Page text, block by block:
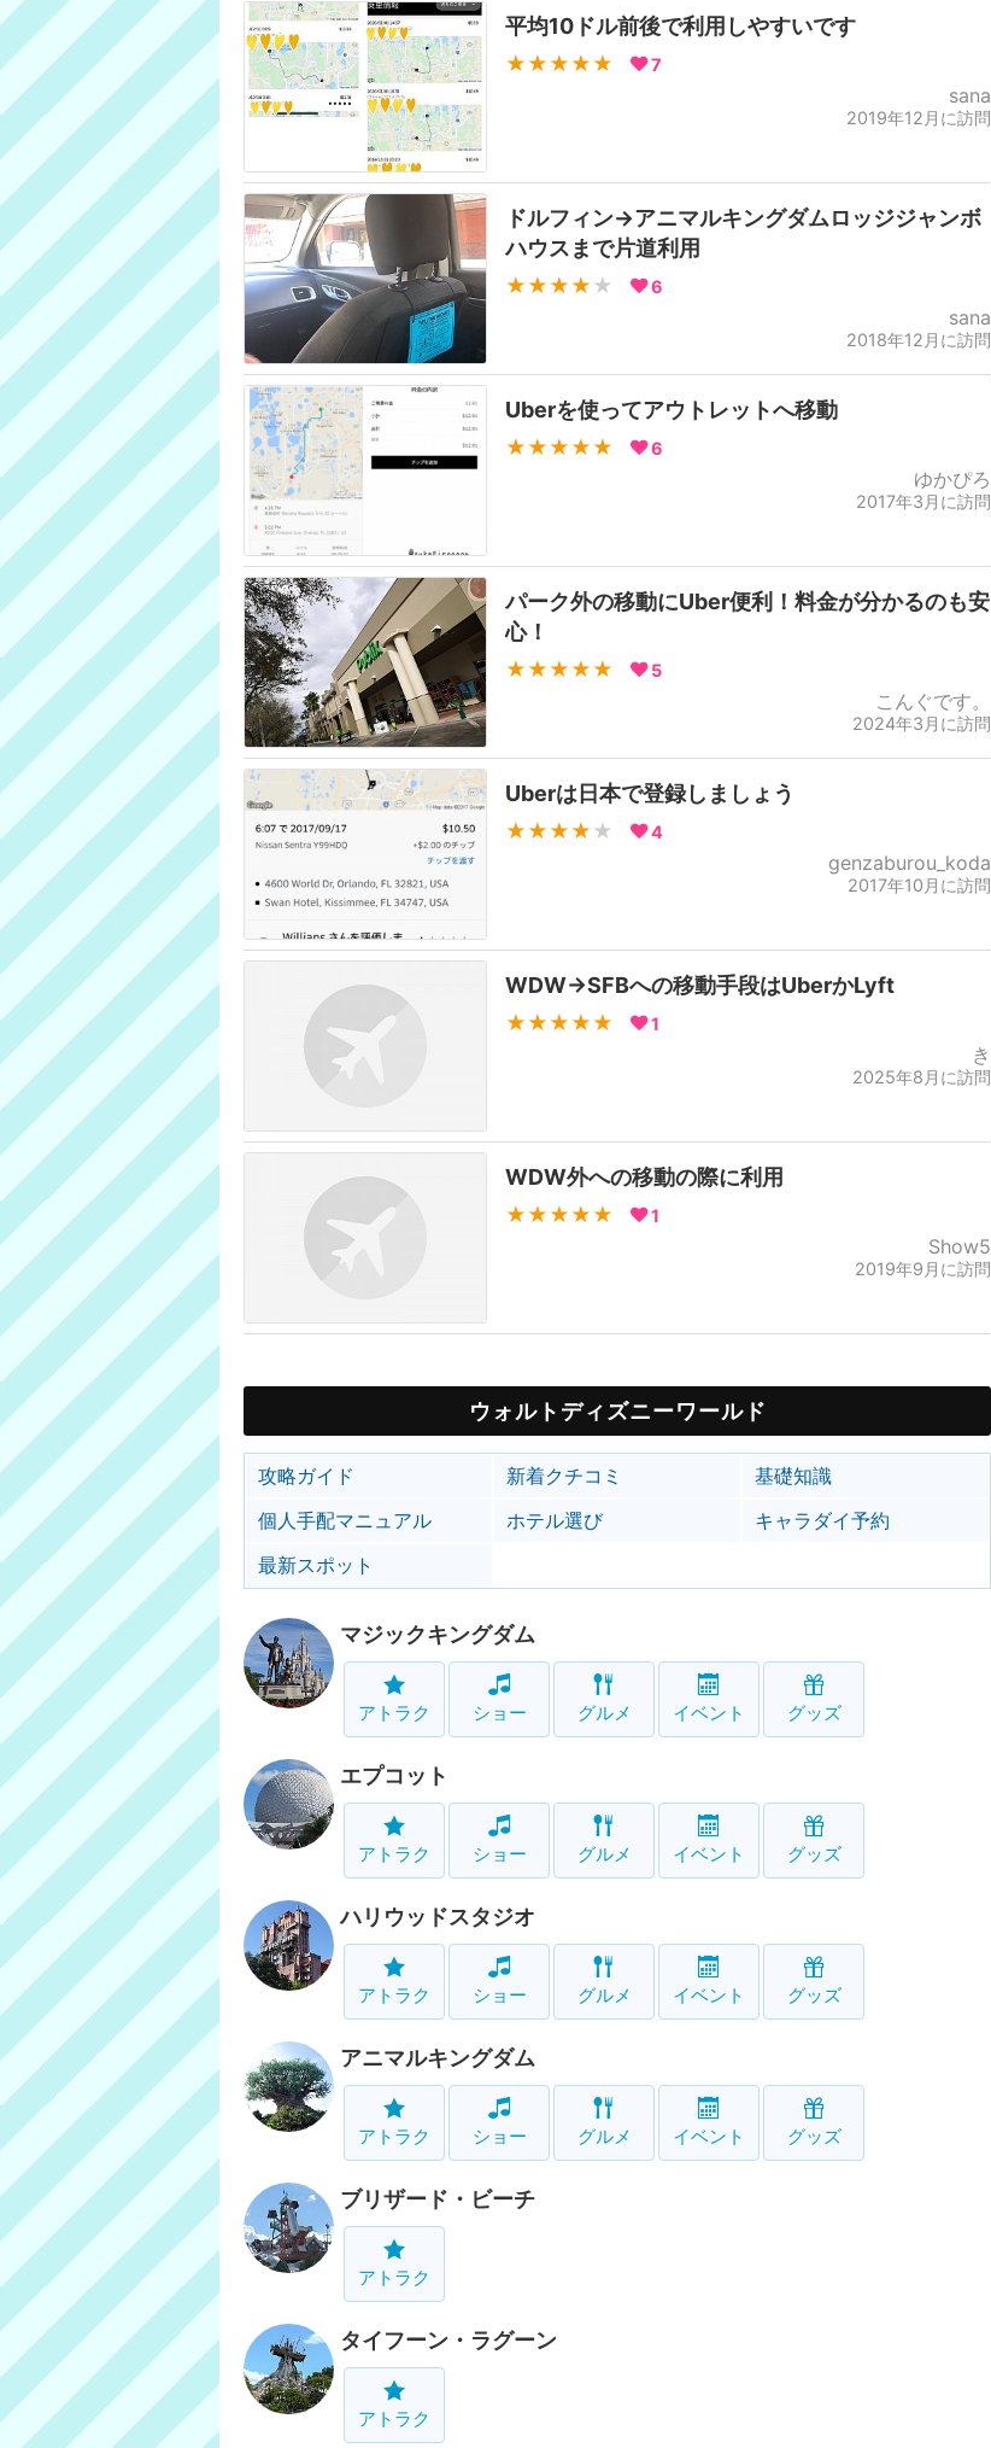
平均10ドル前後で利用しやすいです
★★★★★ 7
sana
2019年12月に訪問
ドルフィン→アニマルキングダムロッジジャンボ
ハウスまで片道利用
★★★★ ★ 6
sana
2018年12月に訪問
Uberを使ってアウトレットへ移動
★★★★★ 6
ゆかぴろ
2017年3月に訪問
パーク外の移動にUber便利！料金が分かるのも安
心！
★★★★★ 5
こんぐです。
2024年3月に訪問
Uberは日本で登録しましょう
★★★★ ★ 4
genzaburou_koda
2017年10月に訪問
WDW→SFBへの移動手段はUberかLyft
★★★★★ 1
き
2025年8月に訪問
WDW外への移動の際に利用
★★★★★ 1
Show5
2019年9月に訪問
ウォルトディズニーワールド
攻略ガイド 新着クチコミ
基礎知識
個人手配マニュアル
ホテル選び
キャラダイ予約
最新スポット
マジックキングダム
アトラク ショー グルメ イベント グッズ
エプコット
アトラク ショー グルメ イベント グッズ
ハリウッドスタジオ
アトラク ショー グルメ イベント グッズ
アニマルキングダム
アトラク ショー グルメ イベント グッズ
ブリザード・ビーチ
アトラク
タイフーン・ラグーン
アトラク